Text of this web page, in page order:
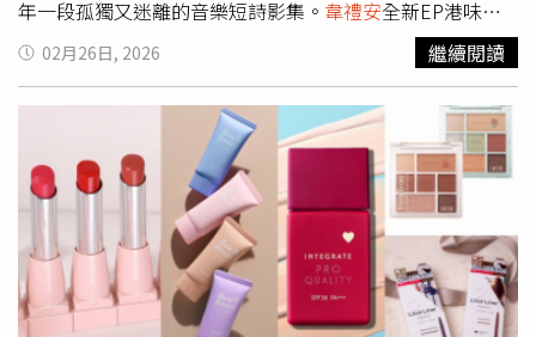
年一段孤獨又迷離的音樂短詩影集。 韋禮安全新EP港味十
足。（圖／索尼音樂提供）由於90年代的華語娛樂圈，港
星、廣東歌、港劇和香港電影佔有舉足輕重地位，是不容忽
視的影視元素，這次韋禮安在全新EP中，少不了「港
味」，特別邀請當年寫下張學友〈吻別〉的作詞人何啟宏操
刀，為新歌〈反鎖〉作詞，把經典又熟悉的「學友味」再一
次帶回來；還有充滿City Pop氛圍、歌名很微妙的〈為什麼
你總是愛上不該愛的人〉，以及是韋禮安創作的起點、充滿
90年代R&B氛圍的作品〈一天一天〉，他交出和上一張截然
不同風格的音樂作品，展現出多元的音樂創作爆發力。導演
殷振豪在金馬獎慶功宴上遇到柯煒林，他的演技精湛又是香
港人，也有著90年代男主角的形象，正是他與
韋禮安
合作全
02月26日, 2026 繼續閱讀